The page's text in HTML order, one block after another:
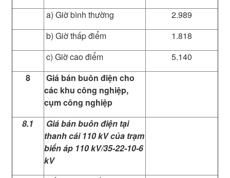
a) Giờ bình thường
2.989
b) Giờ thấp điểm
1.818
c) Giờ cao điểm
5.140
8
Giá bán buôn điện cho
các khu công nghiệp,
cụm công nghiệp
8.1
Giá bán buôn điện tại
thanh cái 110 kV của trạm
biến áp 110 kV/35-22-10-6
kV